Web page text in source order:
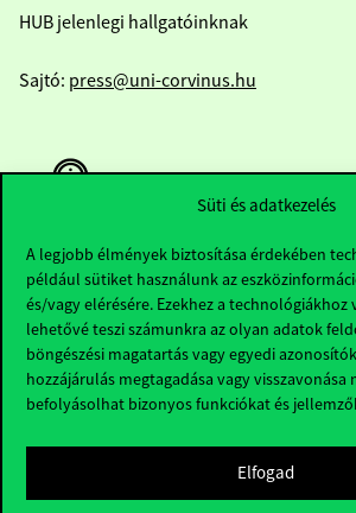
Süti és adatkezelés
A legjobb élmények biztosítása érdekében
például sütiket használunk az
és/vagy elérésére. Ezekhez a technológiákhoz
lehetővé teszi számunkra az olyan adatok
böngészési magatartás vagy egyedi
hozzájárulás megtagadása vagy visszavonása
befolyásolhat bizonyos funkciókat és
Elfogad
HUB jelenlegi hallgatóinknak
Sajtó: press@uni-corvinus.hu
Hasznos linkek
Nyitvatartás